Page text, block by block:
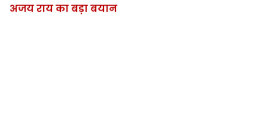
अजय राय का बड़ा बयान